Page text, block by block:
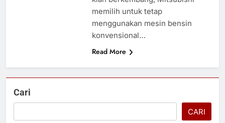
memilih untuk tetap
menggunakan mesin bensin
konvensional…
Read More
Cari
CARI